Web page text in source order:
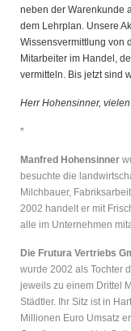
neben der Warenkunde
dem Lehrplan. Unsere
Wissensvermittlung von
Mitarbeiter im Handel,
vermitteln. Bis jetzt sind
Herr Hohensinner,
*
Manfred Hohensinner
besuchte die
Milchbauer,
2002 handelt er mit
alle im Unternehmen
Die Frutura Vertriebs
wurde 2002 als Tochter
jeweils zu einem Drittel
Städtler. Ihr Sitz ist in
Millionen Euro Umsatz